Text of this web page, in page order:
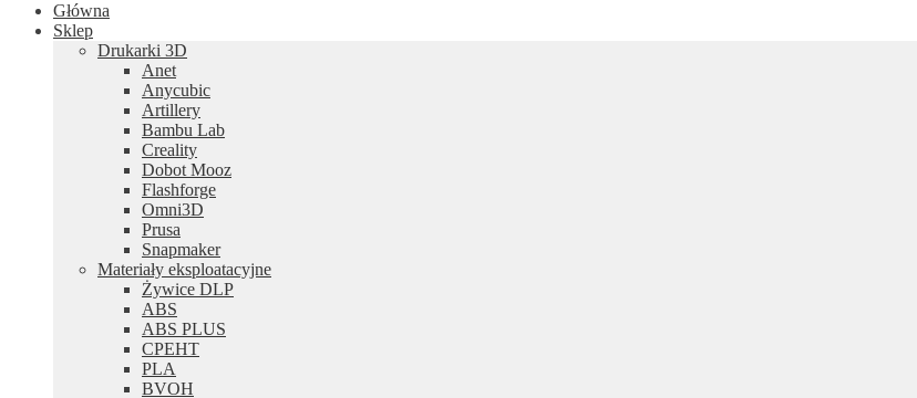
Główna
Sklep
Drukarki 3D
Anet
Anycubic
Artillery
Bambu Lab
Creality
Dobot Mooz
Flashforge
Omni3D
Prusa
Snapmaker
Materiały eksploatacyjne
Żywice DLP
ABS
ABS PLUS
CPEHT
PLA
BVOH